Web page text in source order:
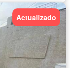
Actualizado